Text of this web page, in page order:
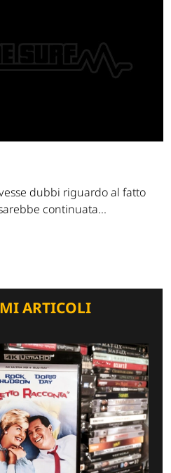
dubbi riguardo al fatto
continuata...
ARTICOLI